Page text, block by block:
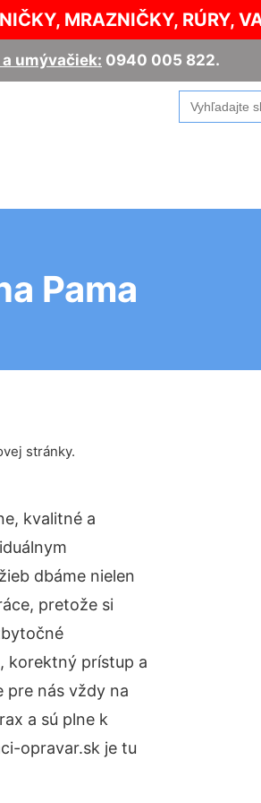
MRAZNIČKY, RÚRY,
umývačiek: 0940 005 822.
Search
for:
Pama
stránky.
kvalitné a
dbáme nielen
pretože si
korektný prístup a
pre nás vždy na
a sú plne k
opravar.sk je tu